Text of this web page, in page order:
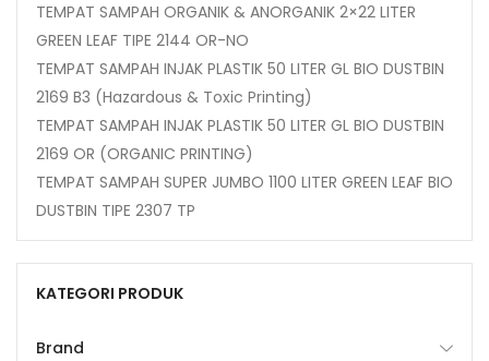
TEMPAT SAMPAH ORGANIK & ANORGANIK 2×22 LITER
GREEN LEAF TIPE 2144 OR-NO
TEMPAT SAMPAH INJAK PLASTIK 50 LITER GL BIO DUSTBIN
2169 B3 (Hazardous & Toxic Printing)
TEMPAT SAMPAH INJAK PLASTIK 50 LITER GL BIO DUSTBIN
2169 OR (ORGANIC PRINTING)
TEMPAT SAMPAH SUPER JUMBO 1100 LITER GREEN LEAF BIO
DUSTBIN TIPE 2307 TP
KATEGORI PRODUK
Brand